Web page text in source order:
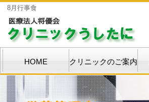
8月行事食
HOME クリニックのご案内